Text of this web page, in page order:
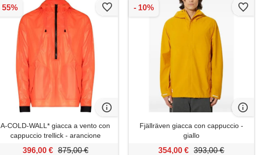
A-COLD-WALL* giacca a vento con
cappuccio trellick - arancione
396,00 € 875,00 €
Fjällräven giacca con cappuccio -
giallo
354,00 € 393,00 €